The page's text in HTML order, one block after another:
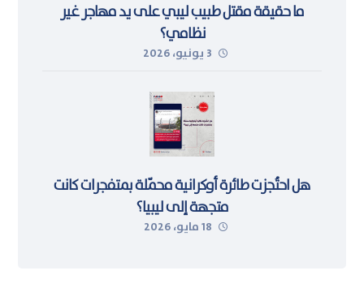
ما حقيقة مقتل طبيب ليبي على يد مهاجر غير
نظامي؟
3 يونيو، 2026
هل احتُجزت طائرة أوكرانية محمّلة بمتفجرات كانت
متجهة إلى ليبيا؟
18 مايو، 2026